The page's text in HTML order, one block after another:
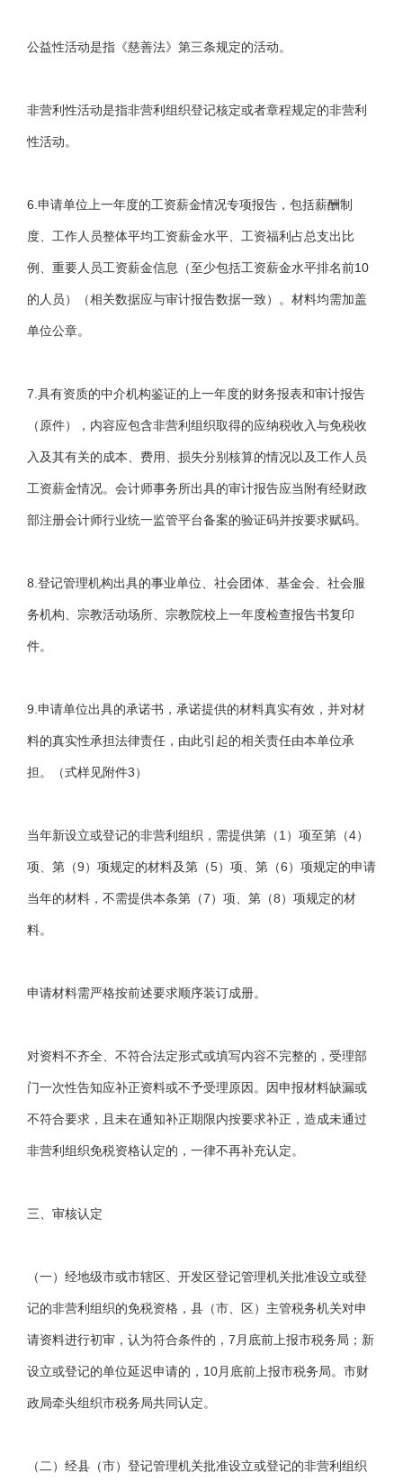
公益性活动是指《慈善法》第三条规定的活动。
非营利性活动是指非营利组织登记核定或者章程规定的非营利
性活动。
6.申请单位上一年度的工资薪金情况专项报告，包括薪酬制
度、工作人员整体平均工资薪金水平、工资福利占总支出比
例、重要人员工资薪金信息（至少包括工资薪金水平排名前10
的人员）（相关数据应与审计报告数据一致）。材料均需加盖
单位公章。
7.具有资质的中介机构鉴证的上一年度的财务报表和审计报告
（原件），内容应包含非营利组织取得的应纳税收入与免税收
入及其有关的成本、费用、损失分别核算的情况以及工作人员
工资薪金情况。会计师事务所出具的审计报告应当附有经财政
部注册会计师行业统一监管平台备案的验证码并按要求赋码。
8.登记管理机构出具的事业单位、社会团体、基金会、社会服
务机构、宗教活动场所、宗教院校上一年度检查报告书复印
件。
9.申请单位出具的承诺书，承诺提供的材料真实有效，并对材
料的真实性承担法律责任，由此引起的相关责任由本单位承
担。（式样见附件3）
当年新设立或登记的非营利组织，需提供第（1）项至第（4）
项、第（9）项规定的材料及第（5）项、第（6）项规定的申请
当年的材料，不需提供本条第（7）项、第（8）项规定的材
料。
申请材料需严格按前述要求顺序装订成册。
对资料不齐全、不符合法定形式或填写内容不完整的，受理部
门一次性告知应补正资料或不予受理原因。因申报材料缺漏或
不符合要求，且未在通知补正期限内按要求补正，造成未通过
非营利组织免税资格认定的，一律不再补充认定。
三、审核认定
（一）经地级市或市辖区、开发区登记管理机关批准设立或登
记的非营利组织的免税资格，县（市、区）主管税务机关对申
请资料进行初审，认为符合条件的，7月底前上报市税务局；新
设立或登记的单位延迟申请的，10月底前上报市税务局。市财
政局牵头组织市税务局共同认定。
（二）经县（市）登记管理机关批准设立或登记的非营利组织